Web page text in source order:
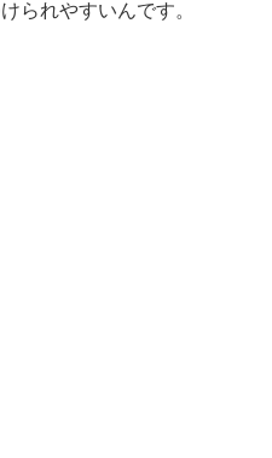
られやすいんです。